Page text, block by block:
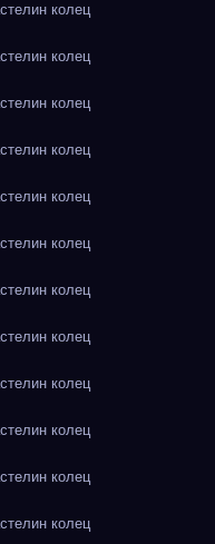
колец
колец
колец
колец
колец
колец
колец
колец
колец
колец
колец
колец